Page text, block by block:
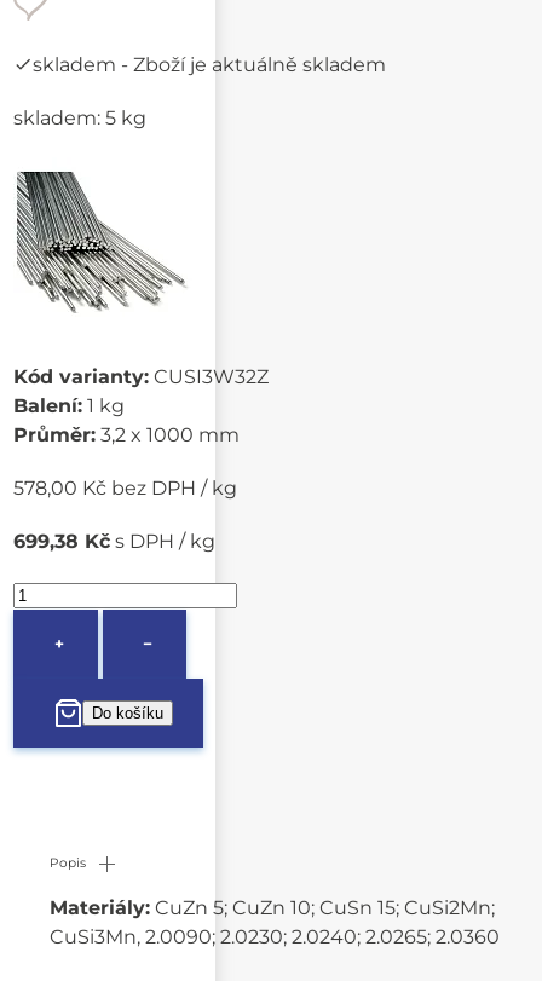
skladem - Zboží je aktuálně skladem
skladem: 5 kg
Kód varianty: CUSI3W32Z
Balení: 1 kg
Průměr: 3,2 x 1000 mm
578,00 Kč bez DPH / kg
699,38 Kč s DPH / kg
+ −
Popis
Materiály: CuZn 5; CuZn 10; CuSn 15; CuSi2Mn;
CuSi3Mn, 2.0090; 2.0230; 2.0240; 2.0265; 2.0360